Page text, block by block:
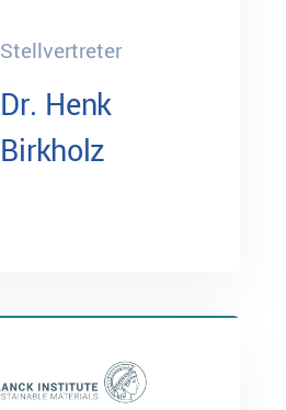
Stellvertreter
Dr. Henk
Birkholz